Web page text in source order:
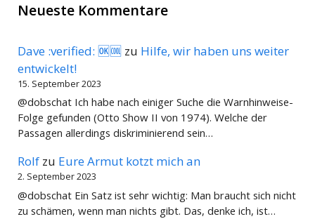
Neueste Kommentare
Dave :verified: 🆗🆒 zu Hilfe, wir haben uns weiter
entwickelt!
15. September 2023
@dobschat Ich habe nach einiger Suche die Warnhinweise-
Folge gefunden (Otto Show II von 1974). Welche der
Passagen allerdings diskriminierend sein…
Rolf zu Eure Armut kotzt mich an
2. September 2023
@dobschat Ein Satz ist sehr wichtig: Man braucht sich nicht
zu schämen, wenn man nichts gibt. Das, denke ich, ist…